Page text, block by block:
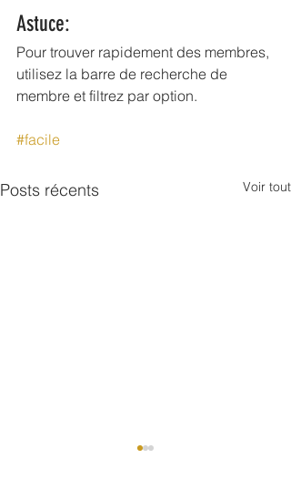
Astuce:
Pour trouver rapidement des membres,
utilisez la barre de recherche de
membre et filtrez par option.
#facile
Posts récents Voir tout